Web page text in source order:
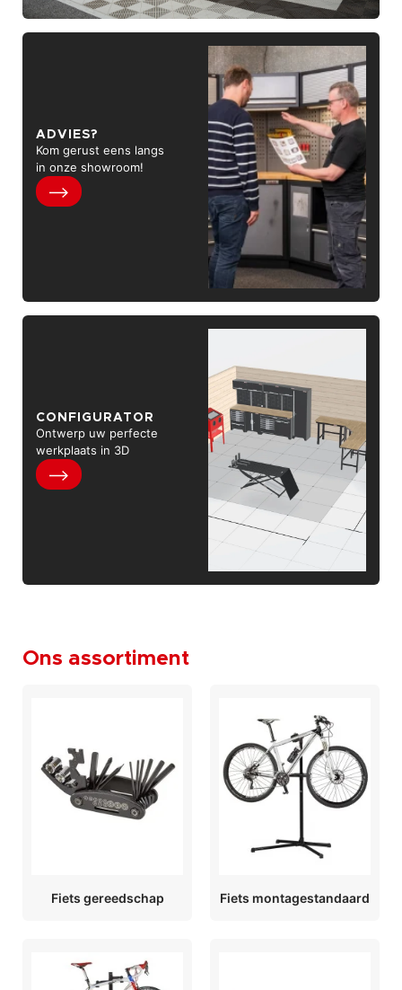
ADVIES?
Kom gerust eens langs
in onze showroom!
CONFIGURATOR
Ontwerp uw perfecte
werkplaats in 3D
Ons assortiment
Fiets gereedschap Fiets montagestandaard